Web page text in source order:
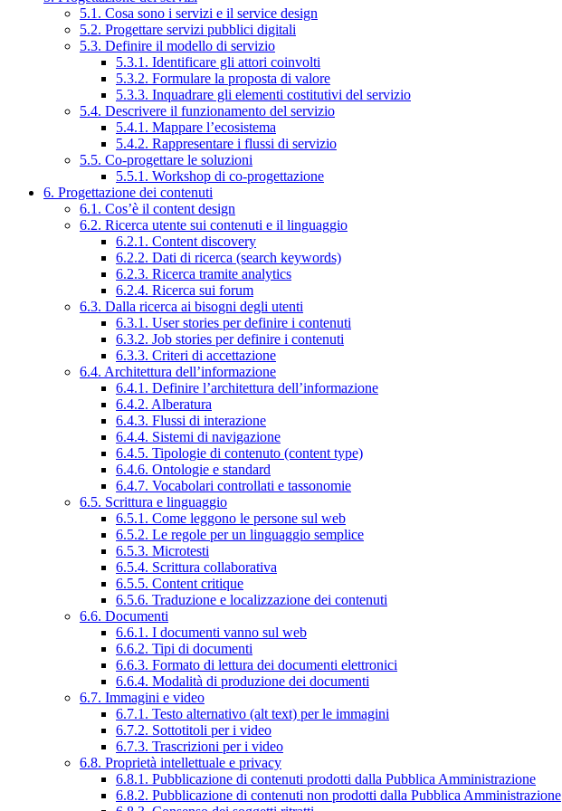
5.1. Cosa sono i servizi e il service design
5.2. Progettare servizi pubblici digitali
5.3. Definire il modello di servizio
5.3.1. Identificare gli attori coinvolti
5.3.2. Formulare la proposta di valore
5.3.3. Inquadrare gli elementi costitutivi del servizio
5.4. Descrivere il funzionamento del servizio
5.4.1. Mappare l’ecosistema
5.4.2. Rappresentare i flussi di servizio
5.5. Co-progettare le soluzioni
5.5.1. Workshop di co-progettazione
6. Progettazione dei contenuti
6.1. Cos’è il content design
6.2. Ricerca utente sui contenuti e il linguaggio
6.2.1. Content discovery
6.2.2. Dati di ricerca (search keywords)
6.2.3. Ricerca tramite analytics
6.2.4. Ricerca sui forum
6.3. Dalla ricerca ai bisogni degli utenti
6.3.1. User stories per definire i contenuti
6.3.2. Job stories per definire i contenuti
6.3.3. Criteri di accettazione
6.4. Architettura dell’informazione
6.4.1. Definire l’architettura dell’informazione
6.4.2. Alberatura
6.4.3. Flussi di interazione
6.4.4. Sistemi di navigazione
6.4.5. Tipologie di contenuto (content type)
6.4.6. Ontologie e standard
6.4.7. Vocabolari controllati e tassonomie
6.5. Scrittura e linguaggio
6.5.1. Come leggono le persone sul web
6.5.2. Le regole per un linguaggio semplice
6.5.3. Microtesti
6.5.4. Scrittura collaborativa
6.5.5. Content critique
6.5.6. Traduzione e localizzazione dei contenuti
6.6. Documenti
6.6.1. I documenti vanno sul web
6.6.2. Tipi di documenti
6.6.3. Formato di lettura dei documenti elettronici
6.6.4. Modalità di produzione dei documenti
6.7. Immagini e video
6.7.1. Testo alternativo (alt text) per le immagini
6.7.2. Sottotitoli per i video
6.7.3. Trascrizioni per i video
6.8. Proprietà intellettuale e privacy
6.8.1. Pubblicazione di contenuti prodotti dalla Pubblica Amministrazione
6.8.2. Pubblicazione di contenuti non prodotti dalla Pubblica Amministrazione